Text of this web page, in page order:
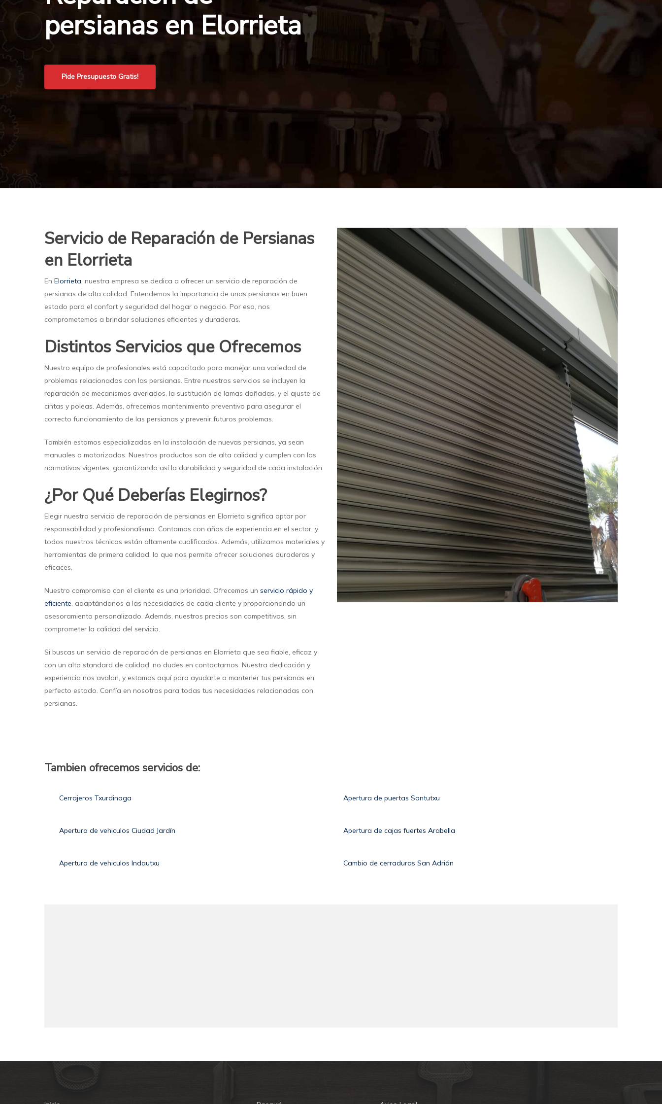
persianas en Elorrieta
Pide Presupuesto Gratis!
Servicio de Reparación de Persianas
en Elorrieta
EnElorrieta, nuestra empresa se dedica a ofrecer un servicio de reparación de
persianas de alta calidad. Entendemos la importancia de unas persianas en buen
estado para el confort y seguridad del hogar o negocio. Por eso, nos
comprometemos a brindar soluciones eficientes y duraderas.
Distintos Servicios que Ofrecemos
Nuestro equipo de profesionales está capacitado para manejar una variedad de
problemas relacionados con las persianas. Entre nuestros servicios se incluyen la
reparación de mecanismos averiados, la sustitución de lamas dañadas, y el ajuste de
cintas y poleas. Además, ofrecemos mantenimiento preventivo para asegurar el
correcto funcionamiento de las persianas y prevenir futuros problemas.
También estamos especializados en la instalación de nuevas persianas, ya sean
manuales o motorizadas. Nuestros productos son de alta calidad y cumplen con las
normativas vigentes, garantizando así la durabilidad y seguridad de cada instalación.
¿Por Qué Deberías Elegirnos?
Elegir nuestro servicio de reparación de persianas en Elorrieta significa optar por
responsabilidad y profesionalismo. Contamos con años de experiencia en el sector, y
todos nuestros técnicos están altamente cualificados. Además, utilizamos materiales y
herramientas de primera calidad, lo que nos permite ofrecer soluciones duraderas y
eficaces.
Nuestro compromiso con el cliente es una prioridad. Ofrecemos unservicio rápido y
eficiente, adaptándonos a las necesidades de cada cliente y proporcionando un
asesoramiento personalizado. Además, nuestros precios son competitivos, sin
comprometer la calidad del servicio.
Si buscas un servicio de reparación de persianas en Elorrieta que sea fiable, eficaz y
con un alto standard de calidad, no dudes en contactarnos. Nuestra dedicación y
experiencia nos avalan, y estamos aquí para ayudarte a mantener tus persianas en
perfecto estado. Confía en nosotros para todas tus necesidades relacionadas con
persianas.
Tambien ofrecemos servicios de:
Cerrajeros Txurdinaga Apertura de puertas Santutxu
Apertura de vehiculos Ciudad Jardín Apertura de cajas fuertes Arabella
Apertura de vehiculos Indautxu Cambio de cerraduras San Adrián